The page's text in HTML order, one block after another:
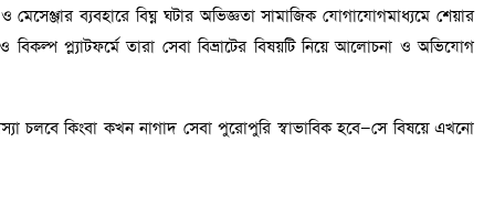
ব্যবহারে বিঘ্ন ঘটার অভিজ্ঞতা সামাজিক যোগাযোগমাধ্যমে শেয়ার
প্ল্যাটফর্মে তারা সেবা বিভ্রাটের বিষয়টি নিয়ে আলোচনা ও অভিযোগ
চলবে কিংবা কখন নাগাদ সেবা পুরোপুরি স্বাভাবিক হবে—সে বিষয়ে এখনো